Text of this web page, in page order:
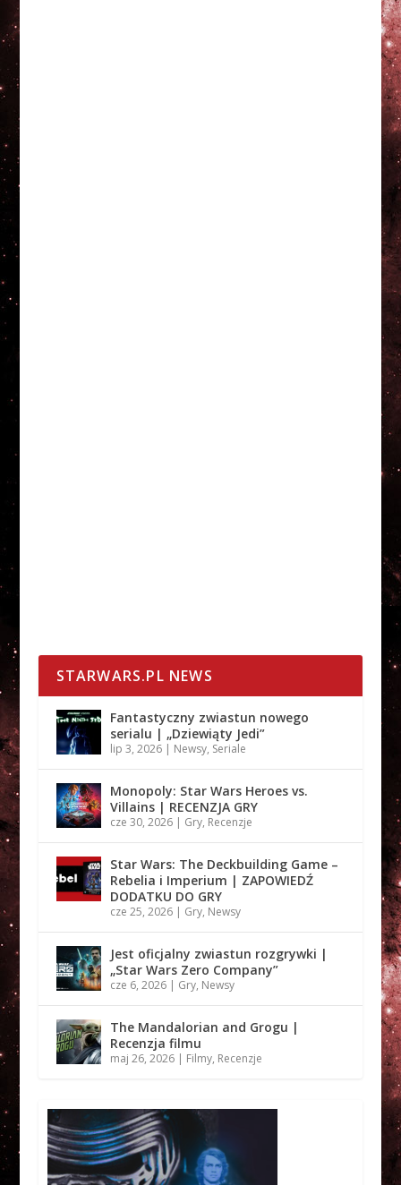
STARWARS.PL NEWS
Fantastyczny zwiastun nowego
serialu | „Dziewiąty Jedi”
lip 3, 2026| Newsy, Seriale
Monopoly: Star Wars Heroes vs.
Villains | RECENZJA GRY
cze 30, 2026| Gry, Recenzje
Star Wars: The Deckbuilding Game –
Rebelia i Imperium | ZAPOWIEDŹ
DODATKU DO GRY
cze 25, 2026| Gry, Newsy
Jest oficjalny zwiastun rozgrywki |
„Star Wars Zero Company”
cze 6, 2026| Gry, Newsy
The Mandalorian and Grogu |
Recenzja filmu
maj 26, 2026| Filmy, Recenzje